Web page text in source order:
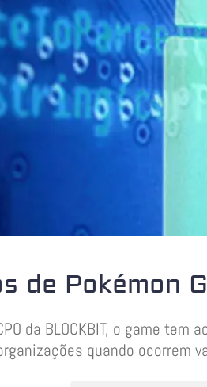
de Pokémon
da BLOCKBIT, o game
quando ocorrem